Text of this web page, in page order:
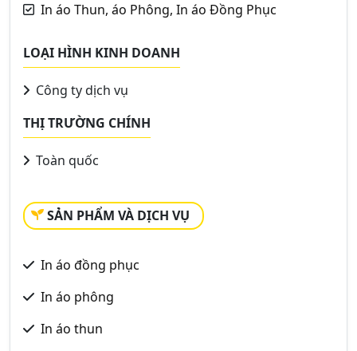
In áo Thun, áo Phông, In áo Đồng Phục
LOẠI HÌNH KINH DOANH
Công ty dịch vụ
THỊ TRƯỜNG CHÍNH
Toàn quốc
SẢN PHẨM VÀ DỊCH VỤ
In áo đồng phục
In áo phông
In áo thun